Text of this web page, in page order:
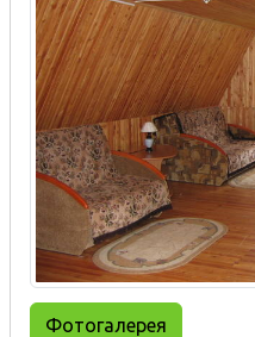
Фотогалерея